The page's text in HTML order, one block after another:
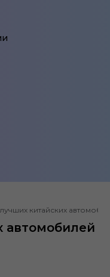
китайских
автомобилей